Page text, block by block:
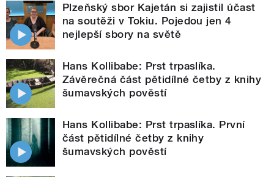
Plzeňský sbor Kajetán si zajistil účast
na soutěži v Tokiu. Pojedou jen 4
nejlepší sbory na světě
Hans Kollibabe: Prst trpaslíka.
Závěrečná část pětidílné četby z knihy
šumavských pověstí
Hans Kollibabe: Prst trpaslíka. První
část pětidílné četby z knihy
šumavských pověstí